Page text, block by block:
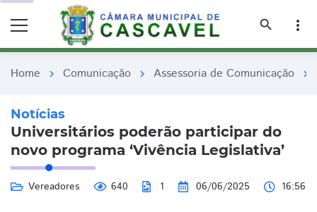
search
more_vert
Home chevron_right Comunicação chevron_right Assessoria de Comunicação chevron_right
Notícias
Universitários poderão participar do
novo programa ‘Vivência Legislativa’
Vereadores 640 1 06/06/2025 16:56